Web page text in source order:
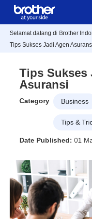
Selamat datang di Brother
Tips Sukses Jadi Agen
Tips Sukses
Asuransi
Category Business
Tips &
Date Published: 01